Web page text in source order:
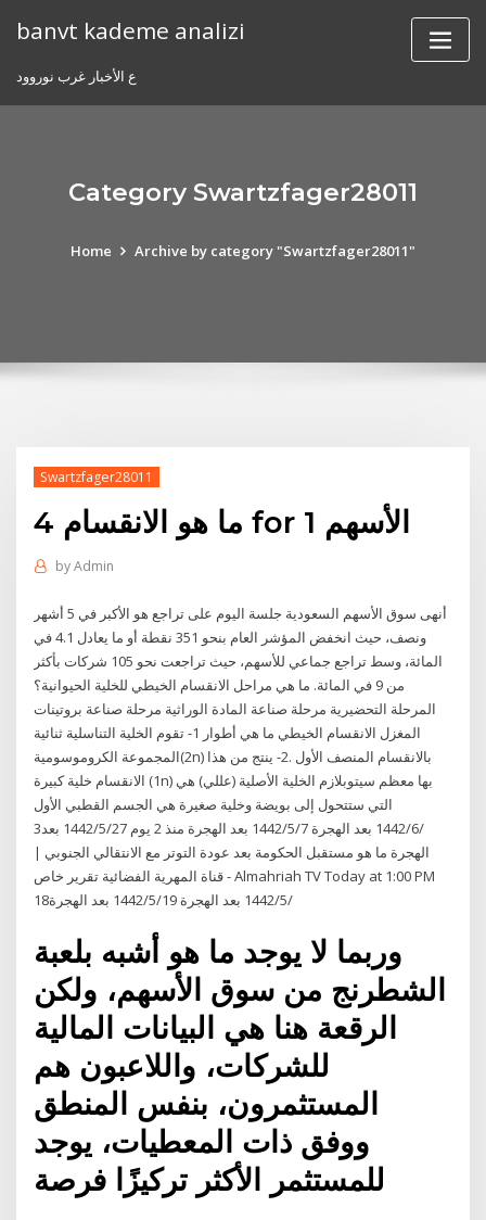
banvt kademe analizi
ع الأخبار غرب نوروود
Category Swartzfager28011
Home Archive by category "Swartzfager28011"
Swartzfager28011
ما هو الانقسام 4 for 1 الأسهم
byAdmin
أنهى سوق الأسهم السعودية جلسة اليوم على تراجع هو الأكبر في 5 أشهر
ونصف، حيث انخفض المؤشر العام بنحو 351 نقطة أو ما يعادل 4.1 في
المائة، وسط تراجع جماعي للأسهم، حيث تراجعت نحو 105 شركات بأكثر
من 9 في المائة. ما هي مراحل الانقسام الخيطي للخلية الحيوانية؟
المرحلة التحضيرية مرحلة صناعة المادة الوراثية مرحلة صناعة بروتينات
المغزل الانقسام الخيطي ما هي أطوار 1- تقوم الخلية التناسلية ثنائية
المجموعة الكروموسومية(2n) بالانقسام المنصف الأول .2- ينتج من هذا
الانقسام خلية كبيرة (1n) بها معظم سيتوبلازم الخلية الأصلية (عللي) هي
التي ستتحول إلى بويضة وخلية صغيرة هي الجسم القطبي الأول
3‏‏/6‏‏/1442 بعد الهجرة 7‏‏/5‏‏/1442 بعد الهجرة منذ 2 يوم 27‏‏/5‏‏/1442 بعد
الهجرة ما هو مستقبل الحكومة بعد عودة التوتر مع الانتقالي الجنوبي |
تقرير خاص ‎قناة المهرية الفضائية - Almahriah TV‎ Today at 1:00 PM
18‏‏/5‏‏/1442 بعد الهجرة 19‏‏/5‏‏/1442 بعد الهجرة
وربما لا يوجد ما هو أشبه بلعبة
الشطرنج من سوق الأسهم، ولكن
الرقعة هنا هي البيانات المالية
للشركات، واللاعبون هم
المستثمرون، بنفس المنطق
ووفق ذات المعطيات، يوجد
للمستثمر الأكثر تركيزًا فرصة